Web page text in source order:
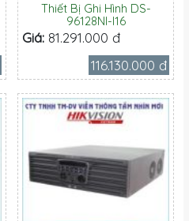
Thiết Bị Ghi Hình DS-
96128NI-I16
Giá: 81.291.000 đ
116.130.000 đ